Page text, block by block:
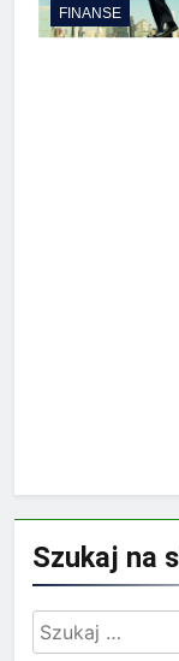
FINANSE
Szukaj na
Szukaj: